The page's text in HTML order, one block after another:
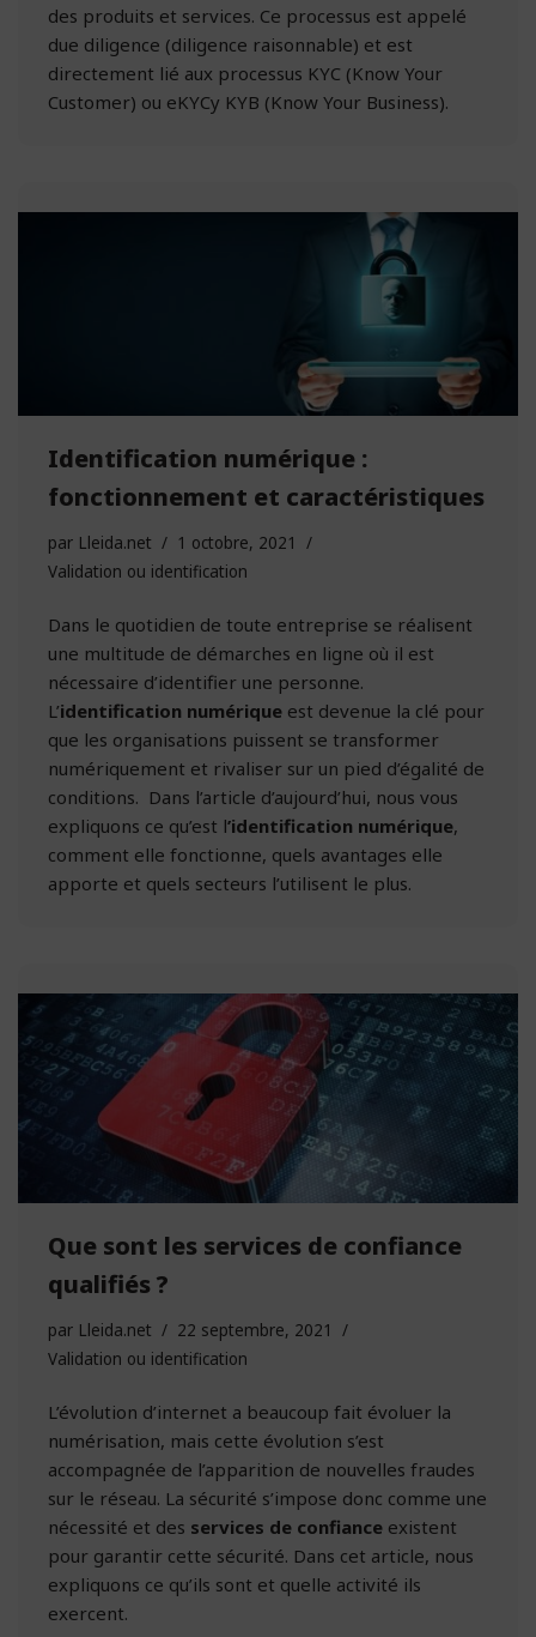
des produits et services. Ce processus est appelé
due diligence (diligence raisonnable) et est
directement lié aux processus KYC (Know Your
Customer) ou eKYCy KYB (Know Your Business).
Identification numérique :
fonctionnement et caractéristiques
par Lleida.net
1 octobre, 2021
Validation ou identification
Dans le quotidien de toute entreprise se réalisent
une multitude de démarches en ligne où il est
nécessaire d’identifier une personne.
L’identification numérique est devenue la clé pour
que les organisations puissent se transformer
numériquement et rivaliser sur un pied d’égalité de
conditions. Dans l’article d’aujourd’hui, nous vous
expliquons ce qu’est l’identification numérique,
comment elle fonctionne, quels avantages elle
apporte et quels secteurs l’utilisent le plus.
Que sont les services de confiance
qualifiés ?
par Lleida.net
22 septembre, 2021
Validation ou identification
L’évolution d’internet a beaucoup fait évoluer la
numérisation, mais cette évolution s’est
accompagnée de l’apparition de nouvelles fraudes
sur le réseau. La sécurité s’impose donc comme une
nécessité et des services de confiance existent
pour garantir cette sécurité. Dans cet article, nous
expliquons ce qu’ils sont et quelle activité ils
exercent.